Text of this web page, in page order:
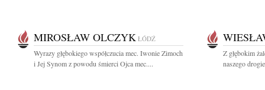
MIROSŁAW OLCZYK ŁÓDŹ
Wyrazy głębokiego współczucia mec. Iwonie Zimoch
i Jej Synom z powodu śmierci Ojca mec....
Z głębokim
naszego